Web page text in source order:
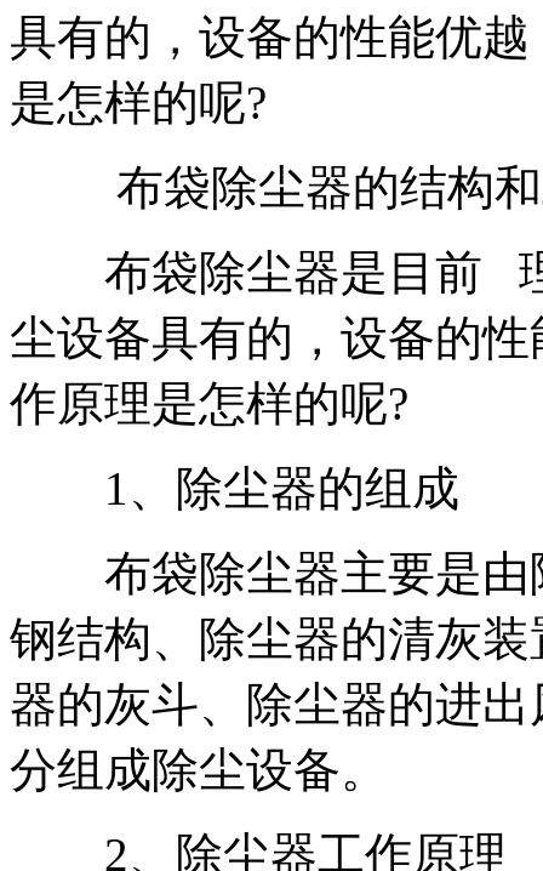
具有的，设备的性能优
是怎样的呢?
布袋除尘器的结构和
布袋除尘器是目前 理
尘设备具有的，设备的
作原理是怎样的呢?
1、除尘器的组成
布袋除尘器主要是由
钢结构、除尘器的清灰
器的灰斗、除尘器的进
分组成除尘设备。
2、除尘器工作原理